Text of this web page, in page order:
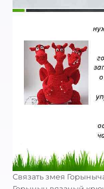
Связать змея